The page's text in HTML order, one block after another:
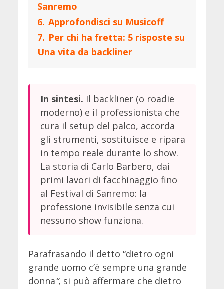
Sanremo
6. Approfondisci su Musicoff
7. Per chi ha fretta: 5 risposte su
Una vita da backliner
In sintesi. Il backliner (o roadie
moderno) e il professionista che
cura il setup del palco, accorda
gli strumenti, sostituisce e ripara
in tempo reale durante lo show.
La storia di Carlo Barbero, dai
primi lavori di facchinaggio fino
al Festival di Sanremo: la
professione invisibile senza cui
nessuno show funziona.
Parafrasando il detto “dietro ogni
grande uomo c’è sempre una grande
donna“, si può affermare che dietro